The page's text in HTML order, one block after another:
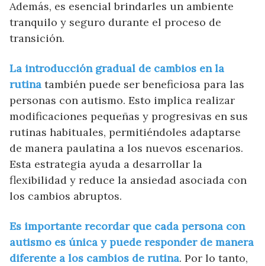
Además, es esencial brindarles un ambiente
tranquilo y seguro durante el proceso de
transición.
La introducción gradual de cambios en la
rutina también puede ser beneficiosa para las
personas con autismo. Esto implica realizar
modificaciones pequeñas y progresivas en sus
rutinas habituales, permitiéndoles adaptarse
de manera paulatina a los nuevos escenarios.
Esta estrategia ayuda a desarrollar la
flexibilidad y reduce la ansiedad asociada con
los cambios abruptos.
Es importante recordar que cada persona con
autismo es única y puede responder de manera
diferente a los cambios de rutina. Por lo tanto,